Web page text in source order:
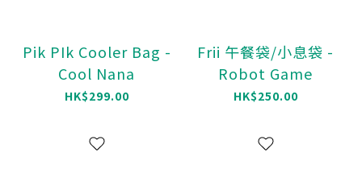
Pik PIk Cooler Bag -
Cool Nana
HK$299.00
Frii 午餐袋/小息袋 -
Robot Game
HK$250.00